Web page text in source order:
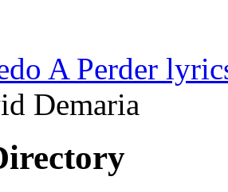
A Perder
Demaria